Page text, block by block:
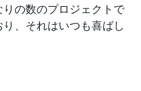
の数のプロジェクトで
、それはいつも喜ばし